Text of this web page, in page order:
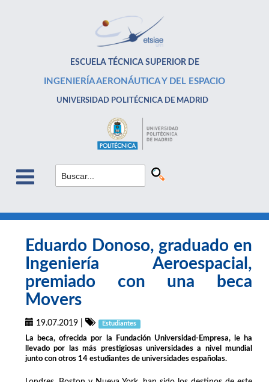
ESCUELA TÉCNICA SUPERIOR DE
INGENIERÍA AERONÁUTICA Y DEL ESPACIO
UNIVERSIDAD POLITÉCNICA DE MADRID
Eduardo Donoso, graduado en
Ingeniería Aeroespacial,
premiado con una beca
Movers
19.07.2019 Estudiantes
La beca, ofrecida por la Fundación Universidad-Empresa, le ha
llevado por las más prestigiosas universidades a nivel mundial
junto con otros 14 estudiantes de universidades españolas.